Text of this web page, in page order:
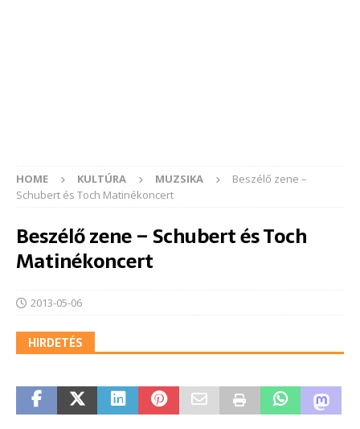
HOME KULTÚRA MUZSIKA
Beszélő zene –
Schubert és Toch Matinékoncert
Beszélő zene – Schubert és Toch
Matinékoncert
2013-05-06
HIRDETÉS